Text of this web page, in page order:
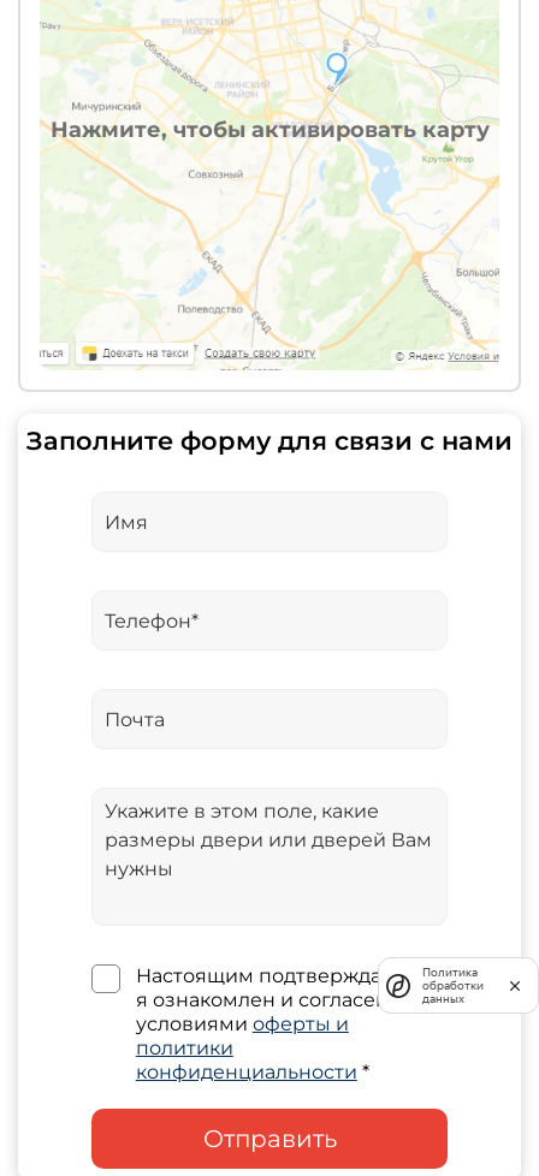
Нажмите, чтобы активировать карту
Заполните форму для связи с нами
Настоящим подтверждаю, что
я ознакомлен и согласен с
условиями оферты и
политики
конфиденциальности *
Отправить
Политика
обработки
данных